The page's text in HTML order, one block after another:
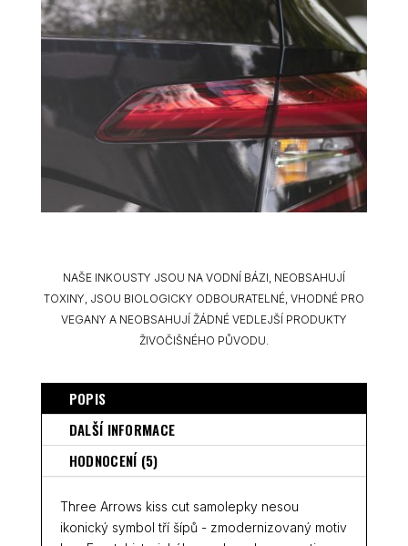
NAŠE INKOUSTY JSOU NA VODNÍ BÁZI, NEOBSAHUJÍ
TOXINY, JSOU BIOLOGICKY ODBOURATELNÉ, VHODNÉ PRO
VEGANY A NEOBSAHUJÍ ŽÁDNÉ VEDLEJŠÍ PRODUKTY
ŽIVOČIŠNÉHO PŮVODU.
POPIS
DALŠÍ INFORMACE
HODNOCENÍ (5)
Three Arrows kiss cut samolepky nesou
ikonický symbol tří šípů - zmodernizovaný motiv